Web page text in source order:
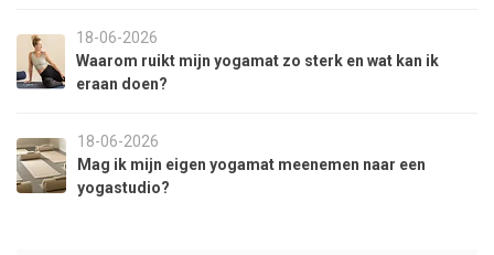
18-06-2026
Waarom ruikt mijn yogamat zo sterk en wat kan ik
eraan doen?
18-06-2026
Mag ik mijn eigen yogamat meenemen naar een
yogastudio?